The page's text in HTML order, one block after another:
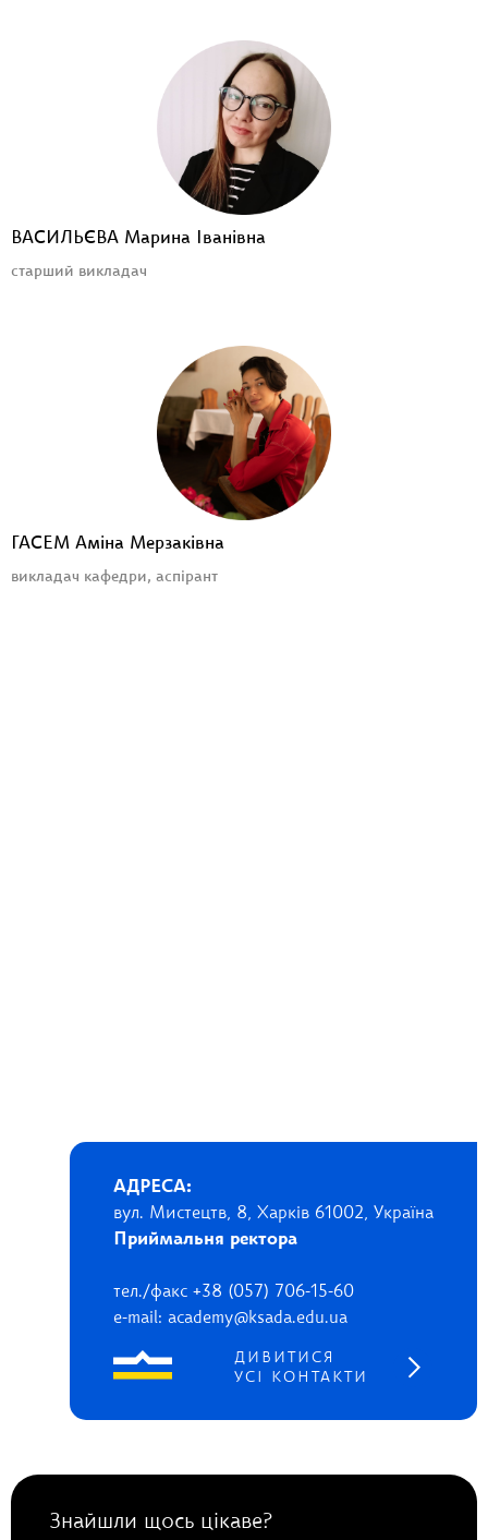
ВАСИЛЬЄВА Марина Іванівна
старший викладач
ГАСЕМ Аміна Мерзаківна
викладач кафедри, аспірант
АДРЕСА:
вул. Мистецтв, 8, Харків 61002, Україна
Приймальня ректора
тел./факс +38 (057) 706-15-60
e-mail: academy@ksada.edu.ua
ДИВИТИСЯ
УСІ КОНТАКТИ
Знайшли щось цікаве?